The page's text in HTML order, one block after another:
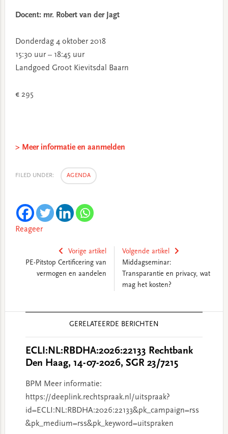
Docent: mr. Robert van der Jagt
Donderdag 4 oktober 2018
15:30 uur – 18:45 uur
Landgoed Groot Kievitsdal Baarn
€ 295
> Meer informatie en aanmelden
FILED UNDER: AGENDA
Reageer
Vorige artikel
PE-Pitstop Certificering van
vermogen en aandelen
Volgende artikel
Middagseminar:
Transparantie en privacy, wat
mag het kosten?
GERELATEERDE BERICHTEN
ECLI:NL:RBDHA:2026:22133 Rechtbank
Den Haag, 14-07-2026, SGR 23/7215
BPM Meer informatie:
https://deeplink.rechtspraak.nl/uitspraak?
id=ECLI:NL:RBDHA:2026:22133&pk_campaign=rss
&pk_medium=rss&pk_keyword=uitspraken